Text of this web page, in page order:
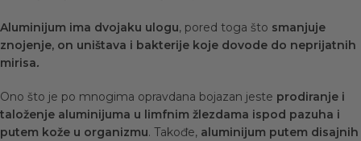
Aluminijum ima dvojaku ulogu, pored toga što smanjuje
znojenje, on uništava i bakterije koje dovode do neprijatnih
mirisa.
Ono što je po mnogima opravdana bojazan jeste prodiranje i
taloženje aluminijuma u limfnim žlezdama ispod pazuha i
putem kože u organizmu. Takođe, aluminijum putem disajnih